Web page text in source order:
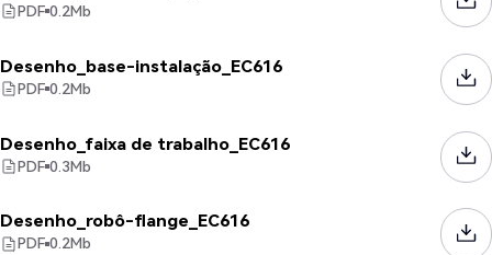
PDF 0.2Mb
Desenho_base-instalação_EC616
PDF 0.2Mb
Desenho_faixa de trabalho_EC616
PDF 0.3Mb
Desenho_robô-flange_EC616
PDF 0.2Mb